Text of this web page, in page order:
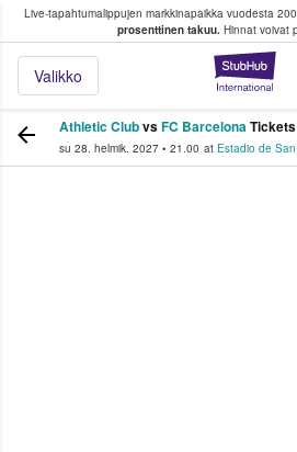
Live-tapahtumalippujen markkinapaikka vuodesta
prosenttinen takuu. Hinnat voivat
Valikko
fanit ostavat ja myyvät
Athletic ClubvsFC BarcelonaTickets
su 28. helmik. 2027 • 21.00 at Estadio de